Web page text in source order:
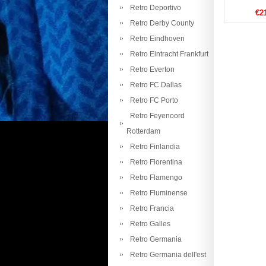
Retro Deportivo
Retro Derby County
Retro Eindhoven
Retro Eintracht Frankfurt
Retro Everton
Retro FC Dallas
Retro FC Porto
Retro Feyenoord
Rotterdam
Retro Finlandia
Retro Fiorentina
Retro Flamengo
Retro Fluminense
Retro Francia
Retro Galles
Retro Germania
Retro Germania dell'est